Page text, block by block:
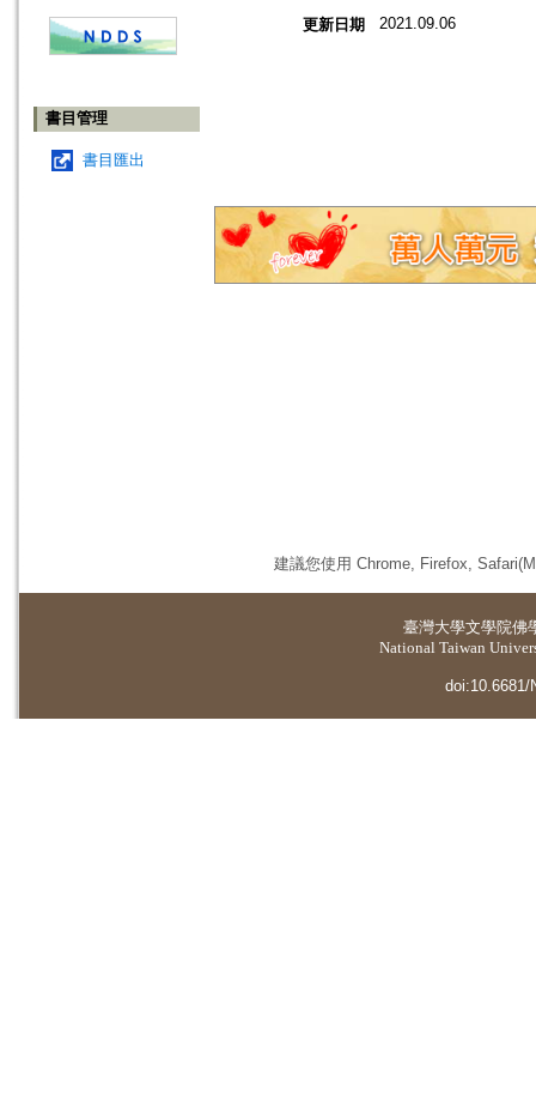
書目管理
書目匯出
更新日期 2021.09.06
建議您使用 Chrome, Firefox,
臺灣大學文學院佛
National Taiwan
doi:10.6681/